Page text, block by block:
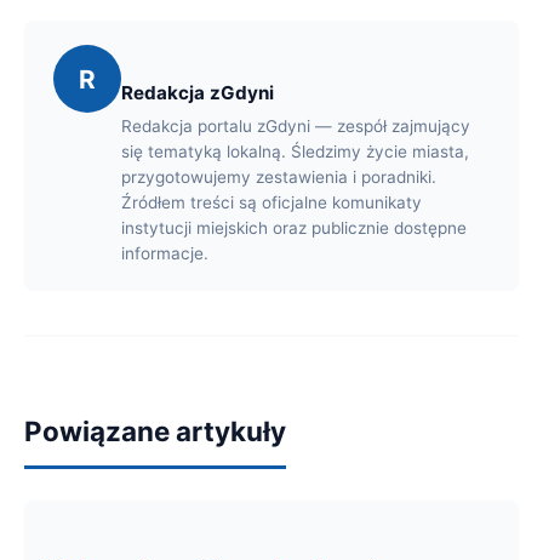
R Redakcja zGdyni
Redakcja portalu zGdyni — zespół zajmujący
się tematyką lokalną. Śledzimy życie miasta,
przygotowujemy zestawienia i poradniki.
Źródłem treści są oficjalne komunikaty
instytucji miejskich oraz publicznie dostępne
informacje.
Powiązane artykuły